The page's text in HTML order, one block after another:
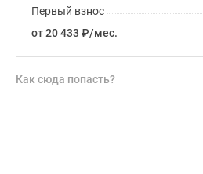
Первый взнос
от 20 433 ₽/мес.
Как сюда попасть?